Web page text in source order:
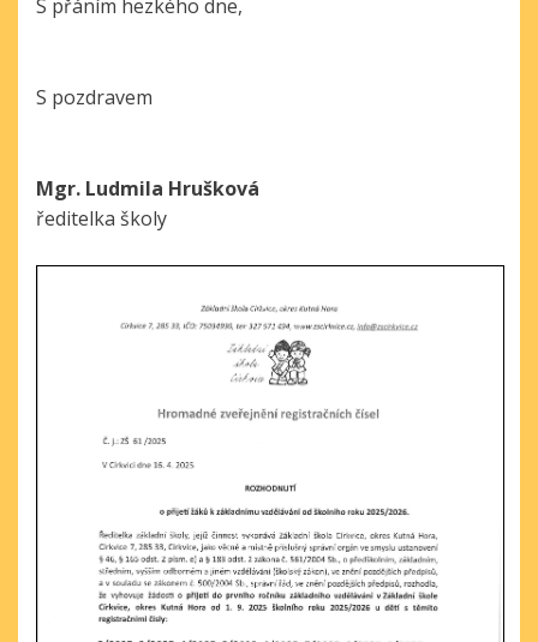
S přáním hezkého dne,
S pozdravem
Mgr. Ludmila Hrušková
ředitelka školy